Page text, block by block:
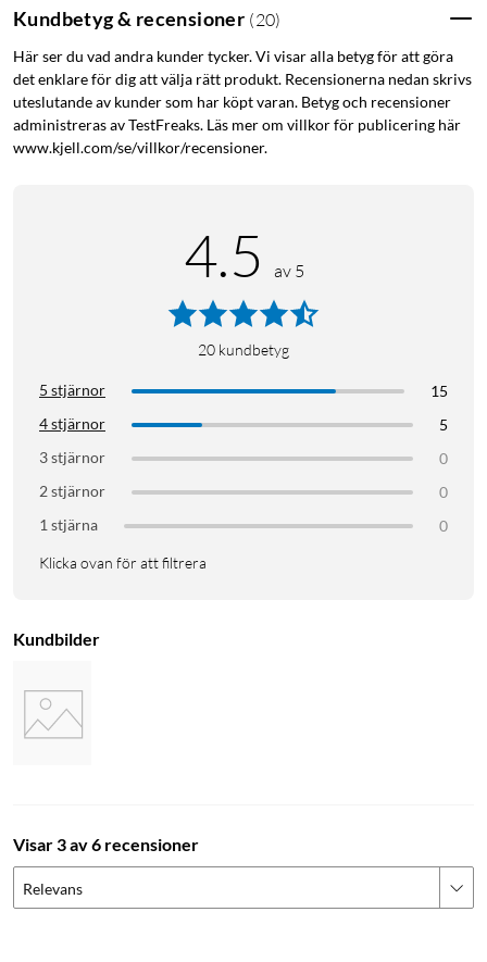
runt
Upp till 7 dagars batteritid med snabbladdning
Vattentålig till 50 m (5 ATM)
3 månaders Google Health Premium med personlig
coaching ingår
Trots sin lilla storlek mäter Fitbit Air puls,
andningsfrekvens dygnet runt. Hjärtrytmsövervakningen kan
upptäcka tecken på förmaksflimmer och skicka aviseringar.
Sömnspårningen visar sömnstadier, mönster och sömnpoäng
så att du kan förstå din återhämtning bättre.
Vid köp ingår tre månaders Google Health Premium med
Dagsform visar om kroppen är redo att träna eller behöver
vila. Automatisk träningsdetektering loggar aktiviteter utan
Med upp till sju dagars batteritid behöver du sällan ladda. Fem
minuters snabbladdning ger en hel dags kraft. Armbandet tål
Specifikationer
Typ: Skärmlöst aktivitetsarmband
Vattenresistens: 5 ATM (50 m)
Kundbetyg & recensioner (20)
Här ser du vad andra kunder tycker. Vi visar alla betyg för att göra
det enklare för dig att välja rätt produkt. Recensionerna nedan skrivs
uteslutande av kunder som har köpt varan. Betyg och recensioner
administreras av TestFreaks. Läs mer om villkor för publicering här
www.kjell.com/se/villkor/recensioner.
4.5 av 5
20 kundbetyg
5 stjärnor
15
4 stjärnor
5
3 stjärnor
0
2 stjärnor
0
1 stjärna
0
Klicka ovan för att filtrera
Kundbilder
Visar 3 av 6 recensioner
Relevans